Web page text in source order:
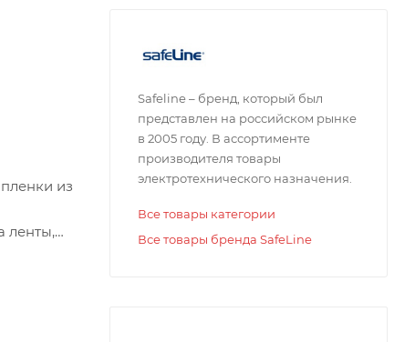
из
ленты,
Safeline – бренд, который был
представлен на российском рынке
в 2005 году. В ассортименте
производителя товары
электротехнического назначения.
Все товары категории
Все товары бренда SafeLine